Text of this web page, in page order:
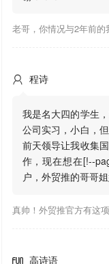
 程诗
我是名大四的学生
公司实习，小白，
前天领导让我收集
作，现在想在[!--
户，外贸推的哥哥
真帅！外贸推官方有这
 高诗语